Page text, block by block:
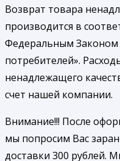
Возврат товара
производится в
Федеральным
потребителей».
ненадлежащего
счет нашей компании.
Внимание!!! После
мы попросим Вас
доставки 300 рублей.